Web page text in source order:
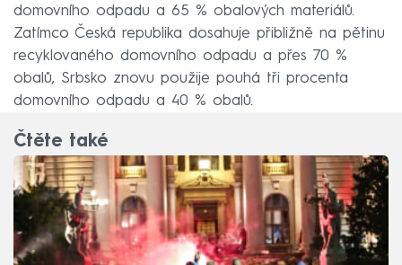
domovního odpadu a 65 % obalových materiálů.
Zatímco Česká republika dosahuje přibližně na pětinu
recyklovaného domovního odpadu a přes 70 %
obalů, Srbsko znovu použije pouhá tři procenta
domovního odpadu a 40 % obalů.
Čtěte také